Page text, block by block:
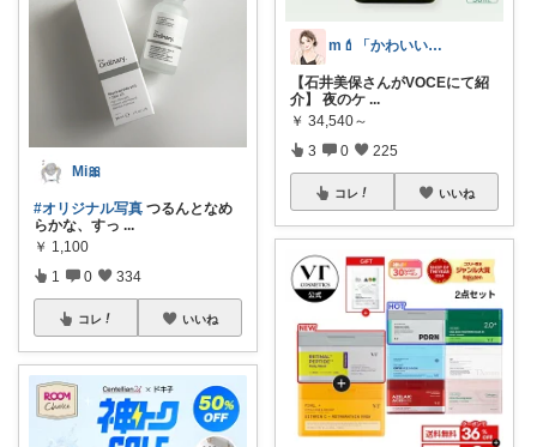
Mi🎀
#オリジナル写真 つるんとなめ
らかな、すっ ...
￥ 1,100
1 0 334
コレ いいね
m💄「かわいい」は、作れる。
【石井美保さんがVOCEにて紹
介】 夜のケ ...
￥ 34,540～
3 0 225
コレ いいね